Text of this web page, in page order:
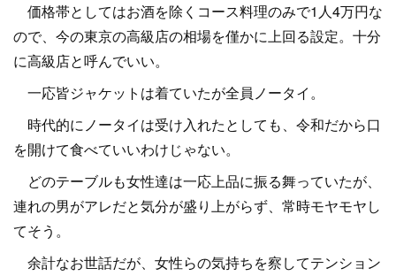
価格帯としてはお酒を除くコース料理のみで1人4万円な
ので、今の東京の高級店の相場を僅かに上回る設定。十分
に高級店と呼んでいい。
一応皆ジャケットは着ていたが全員ノータイ。
時代的にノータイは受け入れたとしても、令和だから口
を開けて食べていいわけじゃない。
どのテーブルも女性達は一応上品に振る舞っていたが、
連れの男がアレだと気分が盛り上がらず、常時モヤモヤし
てそう。
余計なお世話だが、女性らの気持ちを察してテンション